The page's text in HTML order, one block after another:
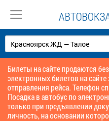
Билеты на сайте продаются
электронных билетов на
отправления рейса. Телефон
Посадка в автобус по
только при предъявлении
личность, на основании